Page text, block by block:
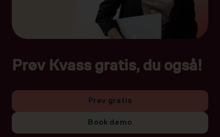
Prøv Kvass gratis, du også!
Prøv gratis
Book demo